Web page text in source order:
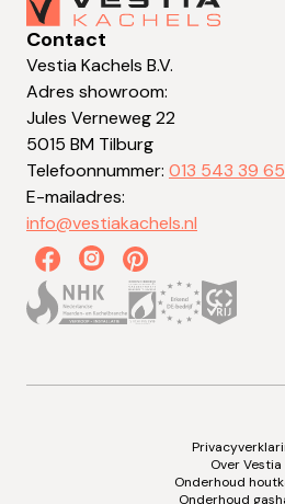
Contact
Vestia Kachels B.V.
Adres showroom:
Jules Verneweg 22
5015 BM Tilburg
Telefoonnummer: 013 543 39 65
E-mailadres:
info@vestiakachels.nl
Over Vestia
Onderhoud
Onderhoud